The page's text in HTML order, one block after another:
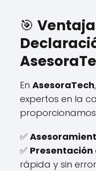
🎯
En AsesoraTech
expertos en la
✅
✅
rápida y sin